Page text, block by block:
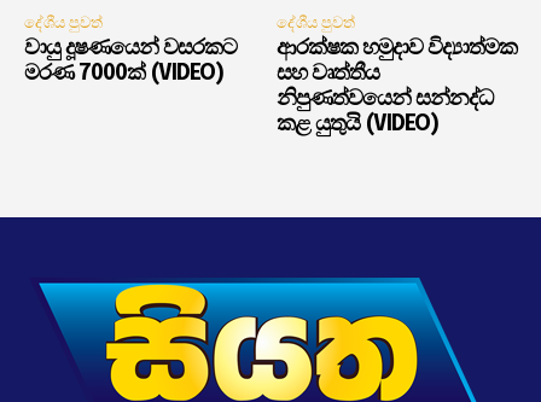
දේශීය පුවත්
වායු දූෂණයෙන් වසරකට
මරණ 7000ක් (VIDEO)
දේශීය පුවත්
ආරක්ෂක හමුදාව විද්‍යාත්මක
සහ වෘත්තීය
නිපුණත්වයෙන් සන්නද්ධ
කළ යුතුයි (VIDEO)